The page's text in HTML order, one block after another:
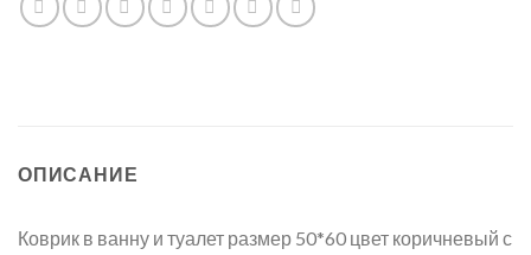
ОПИСАНИЕ
Коврик в ванну и туалет размер 50*60 цвет коричневый с